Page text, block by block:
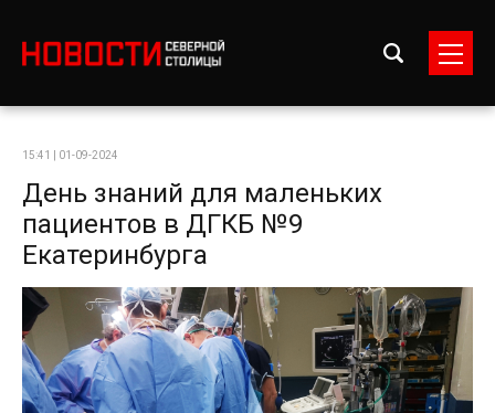
15:41 | 01-09-2024
День знаний для маленьких
пациентов в ДГКБ №9
Екатеринбурга